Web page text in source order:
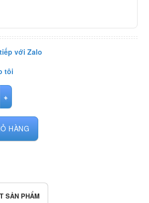
với Zalo
tôi
i9-12900KS / RAM 32GB / SSD 500GB / RTX
HÀNG
SẢN PHẨM